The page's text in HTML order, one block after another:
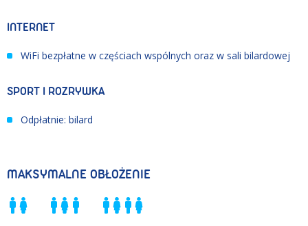
INTERNET
WiFi bezpłatne w częściach wspólnych oraz w sali bilardowej
SPORT I ROZRYWKA
Odpłatnie: bilard
MAKSYMALNE OBŁOŻENIE